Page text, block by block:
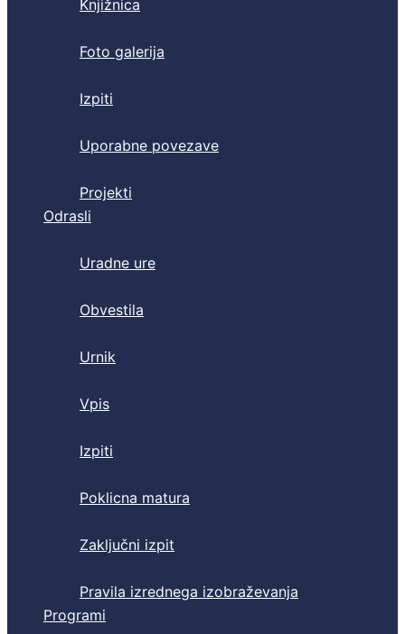
Knjižnica
Foto galerija
Izpiti
Uporabne povezave
Projekti
Odrasli
Uradne ure
Obvestila
Urnik
Vpis
Izpiti
Poklicna matura
Zaključni izpit
Pravila izrednega izobraževanja
Programi